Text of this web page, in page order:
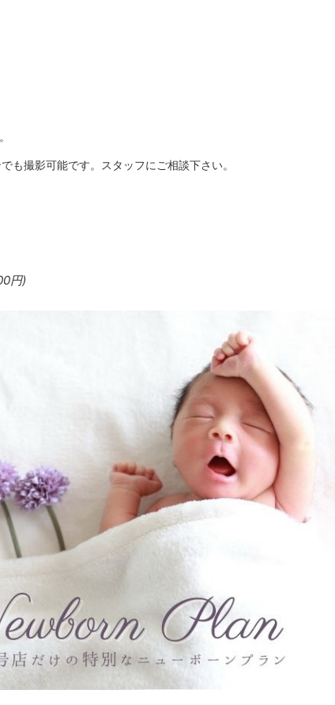
も撮影可能です。スタッフにご相談下さい。
円)